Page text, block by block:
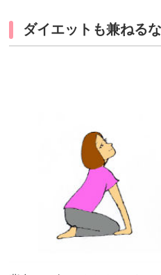
ダイエットも兼ねる